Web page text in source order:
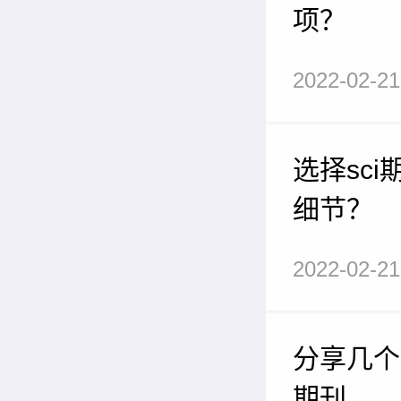
项？
2022-02-21
选择sci
细节？
2022-02-21
分享几